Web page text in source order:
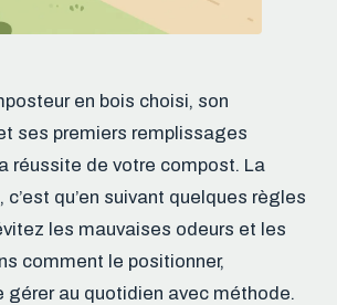
en bois choisi, son
ses premiers remplissages
réussite de votre compost. La
c’est qu’en suivant quelques règles
les mauvaises odeurs et les
comment le positionner,
gérer au quotidien avec méthode.